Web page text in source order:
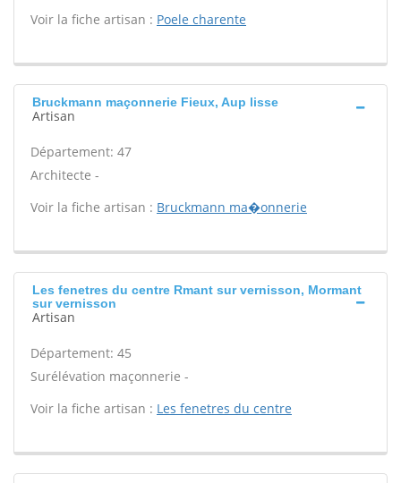
Voir la fiche artisan : Poele charente
Bruckmann maçonnerie Fieux, Aup lisse
Artisan
Département: 47
Architecte -
Voir la fiche artisan : Bruckmann ma�onnerie
Les fenetres du centre Rmant sur vernisson, Mormant
sur vernisson
Artisan
Département: 45
Surélévation maçonnerie -
Voir la fiche artisan : Les fenetres du centre